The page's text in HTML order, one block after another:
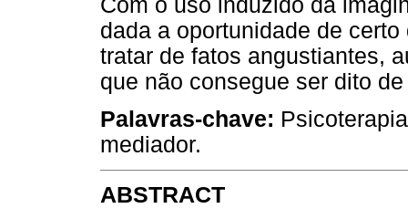
dada a oportunidade de
tratar de fatos angustiantes,
que não consegue ser dito
Palavras-chave:
mediador.
ABSTRACT